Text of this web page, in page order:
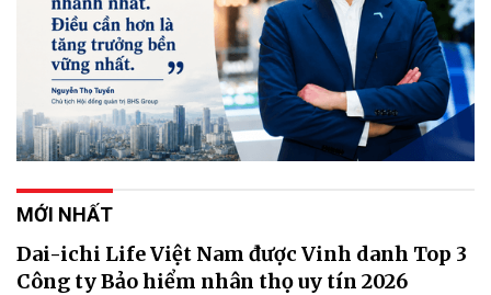
MỚI NHẤT
Dai-ichi Life Việt Nam được Vinh danh Top 3
Công ty Bảo hiểm nhân thọ uy tín 2026